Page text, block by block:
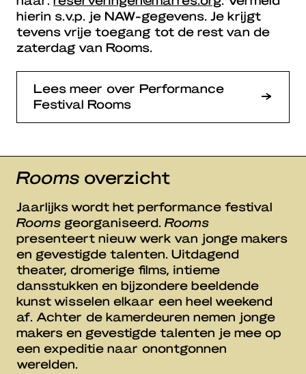
hierin s.v.p. je NAW-gegevens. Je krijgt
tevens vrije toegang tot de rest van de
zaterdag van Rooms.
Lees meer over Performance
Festival Rooms
Rooms overzicht
Jaarlijks wordt het performance festival
Rooms georganiseerd. Rooms
presenteert nieuw werk van jonge makers
en gevestigde talenten. Uitdagend
theater, dromerige films, intieme
dansstukken en bijzondere beeldende
kunst wisselen elkaar een heel weekend
af. Achter de kamerdeuren nemen jonge
makers en gevestigde talenten je mee op
een expeditie naar onontgonnen
werelden.